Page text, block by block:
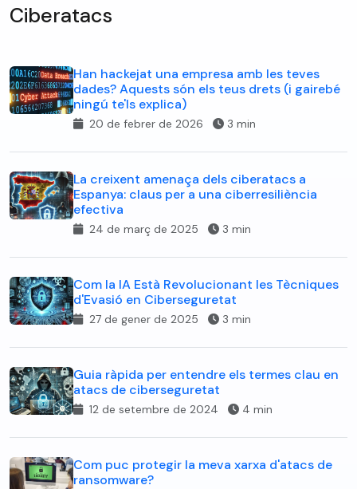
Ciberatacs
Han hackejat una empresa amb les teves
dades? Aquests són els teus drets (i gairebé
ningú te'ls explica)
20 de febrer de 2026 3 min
La creixent amenaça dels ciberatacs a
Espanya: claus per a una ciberresiliència
efectiva
24 de març de 2025 3 min
Com la IA Està Revolucionant les Tècniques
d'Evasió en Ciberseguretat
27 de gener de 2025 3 min
Guia ràpida per entendre els termes clau en
atacs de ciberseguretat
12 de setembre de 2024 4 min
Com puc protegir la meva xarxa d'atacs de
ransomware?